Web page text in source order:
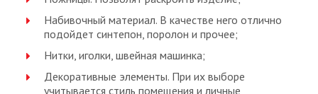
Набивочный материал. В качестве него отлично
подойдет синтепон, поролон и прочее;
Нитки, иголки, швейная машинка;
Декоративные элементы. При их выборе
учитывается стиль помещения и личные